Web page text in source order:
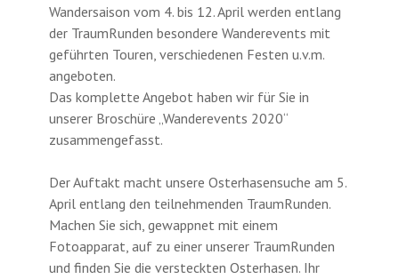
Wandersaison vom 4. bis 12. April werden entlang
der TraumRunden besondere Wanderevents mit
geführten Touren, verschiedenen Festen u.v.m.
angeboten.
Das komplette Angebot haben wir für Sie in
unserer Broschüre „Wander­events 2020“
zusammengefasst.
Der Auftakt macht unsere Osterhasensuche am 5.
April entlang den teilnehmenden TraumRunden.
Machen Sie sich, gewappnet mit einem
Fotoapparat, auf zu einer unserer TraumRunden
und finden Sie die versteckten Osterhasen. Ihr